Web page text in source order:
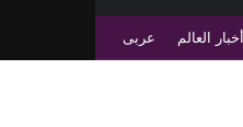
أخبار العالم عربى